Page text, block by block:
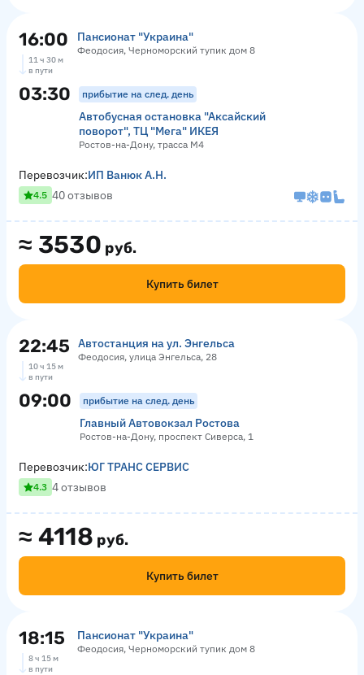
16:00 Пансионат "Украина"
Феодосия, Черноморский тупик дом 8
11 ч 30 м
в пути
03:30 прибытие на след. день
Автобусная остановка "Аксайский
поворот", ТЦ "Мега" ИКЕЯ
Ростов-на-Дону, трасса М4
≈ 3530 руб.
Купить билет
Перевозчик:ИП Ванюк А.Н.
4.5 40 отзывов
22:45 Автостанция на ул. Энгельса
Феодосия, улица Энгельса, 28
10 ч 15 м
в пути
09:00 прибытие на след. день
Главный Автовокзал Ростова
Ростов-на-Дону, проспект Сиверса, 1
≈ 4118 руб.
Купить билет
Перевозчик:ЮГ ТРАНС СЕРВИС
4.3 4 отзывов
18:15 Пансионат "Украина"
Феодосия, Черноморский тупик дом 8
8 ч 15 м
в пути